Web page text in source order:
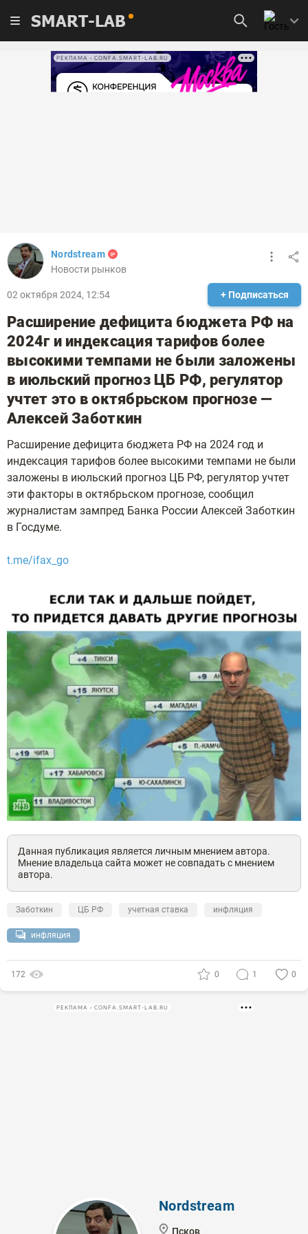
SMART-LAB
РЕКЛАМА • CONFA.SMART-LAB.RU
Nordstream
Новости рынков
02 октября 2024, 12:54 + Подписаться
Расширение дефицита бюджета РФ на
2024г и индексация тарифов более
высокими темпами не были заложены
в июльский прогноз ЦБ РФ, регулятор
учтет это в октябрьском прогнозе —
Алексей Заботкин
Расширение дефицита бюджета РФ на 2024 год и
индексация тарифов более высокими темпами не были
заложены в июльский прогноз ЦБ РФ, регулятор учтет
эти факторы в октябрьском прогнозе, сообщил
журналистам зампред Банка России Алексей Заботкин
в Госдуме.
t.me/ifax_go
Данная публикация является личным мнением автора.
Мнение владельца сайта может не совпадать с мнением
автора.
Заботкин ЦБ РФ учетная ставка инфляция
инфляция
172 0 1 0
РЕКЛАМА • CONFA.SMART-LAB.RU
Nordstream
Псков